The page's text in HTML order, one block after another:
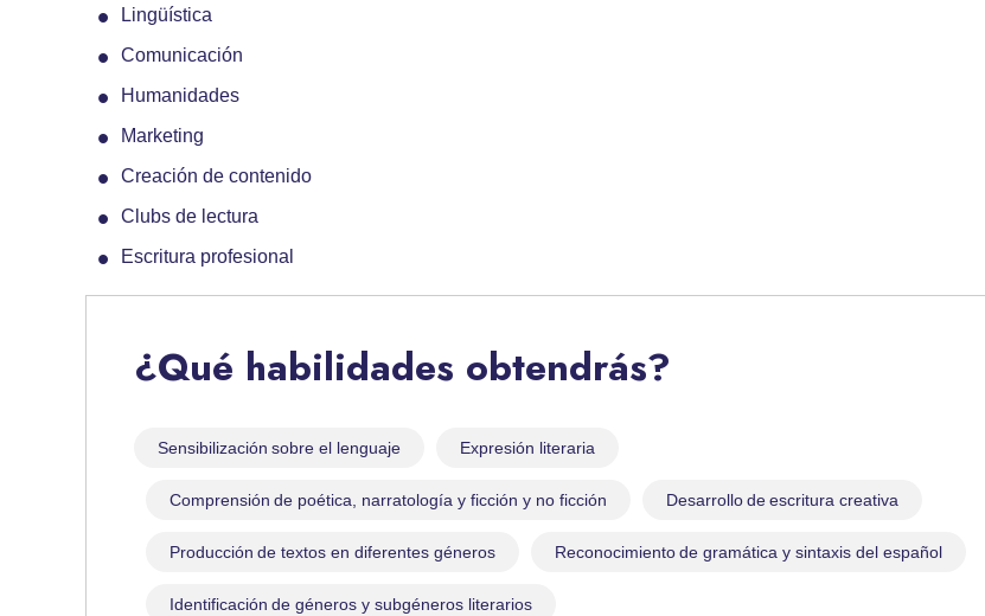
Lingüística
Comunicación
Humanidades
Marketing
Creación de contenido
Clubs de lectura
Escritura profesional
¿Qué habilidades obtendrás?
Sensibilización sobre el lenguaje Expresión literaria
Comprensión de poética, narratología y ficción y no ficción Desarrollo de escritura creativa
Producción de textos en diferentes géneros Reconocimiento de gramática y sintaxis del español
Identificación de géneros y subgéneros literarios